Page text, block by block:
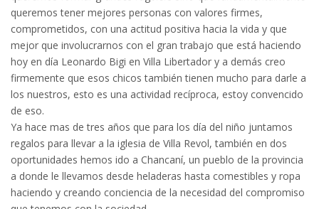
queremos tener mejores personas con valores firmes,
comprometidos, con una actitud positiva hacia la vida y que
mejor que involucrarnos con el gran trabajo que está haciendo
hoy en día Leonardo Bigi en Villa Libertador y a demás creo
firmemente que esos chicos también tienen mucho para darle a
los nuestros, esto es una actividad recíproca, estoy convencido
de eso.
Ya hace mas de tres años que para los día del niño juntamos
regalos para llevar a la iglesia de Villa Revol, también en dos
oportunidades hemos ido a Chancaní, un pueblo de la provincia
a donde le llevamos desde heladeras hasta comestibles y ropa
haciendo y creando conciencia de la necesidad del compromiso